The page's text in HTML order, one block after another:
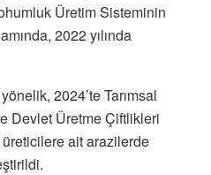
Üretim Sisteminin
2022 yılında
2024’te Tarımsal
Devlet Üretme Çiftlikleri
üreticilere ait arazilerde